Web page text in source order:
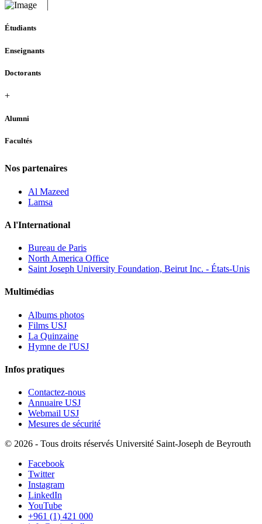
Étudiants
Enseignants
Doctorants
+
Alumni
Facultés
Nos partenaires
Al Mazeed
Lamsa
A l'International
Bureau de Paris
North America Office
Saint Joseph University Foundation, Beirut Inc. - États-Unis
Multimédias
Albums photos
Films USJ
La Quinzaine
Hymne de l'USJ
Infos pratiques
Contactez-nous
Annuaire USJ
Webmail USJ
Mesures de sécurité
© 2026 - Tous droits réservés Université Saint-Joseph de Beyrouth
Facebook
Twitter
Instagram
LinkedIn
YouTube
+961 (1) 421 000